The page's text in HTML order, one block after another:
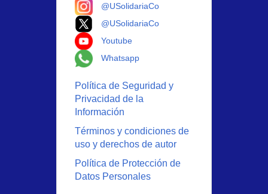
@USolidariaCo
@USolidariaCo
Youtube
Whatsapp
Política de Seguridad y
Privacidad de la
Información
Términos y condiciones de
uso y derechos de autor
Política de Protección de
Datos Personales